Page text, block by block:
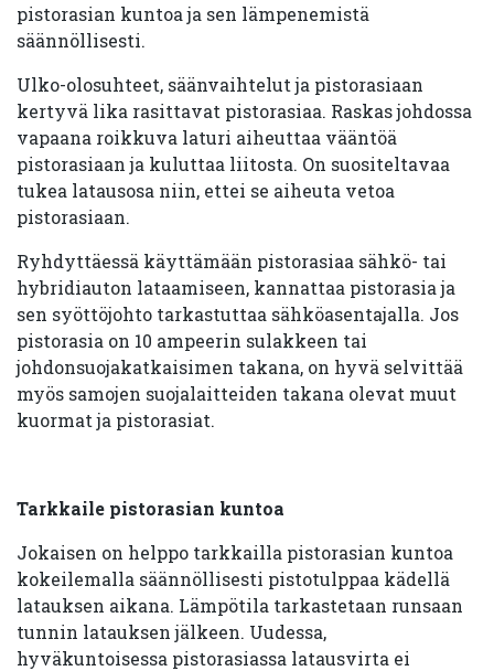
pistorasian kuntoa ja sen lämpenemistä
säännöllisesti.
Ulko-olosuhteet, säänvaihtelut ja pistorasiaan
kertyvä lika rasittavat pistorasiaa. Raskas johdossa
vapaana roikkuva laturi aiheuttaa vääntöä
pistorasiaan ja kuluttaa liitosta. On suositeltavaa
tukea latausosa niin, ettei se aiheuta vetoa
pistorasiaan.
Ryhdyttäessä käyttämään pistorasiaa sähkö- tai
hybridiauton lataamiseen, kannattaa pistorasia ja
sen syöttöjohto tarkastuttaa sähköasentajalla. Jos
pistorasia on 10 ampeerin sulakkeen tai
johdonsuojakatkaisimen takana, on hyvä selvittää
myös samojen suojalaitteiden takana olevat muut
kuormat ja pistorasiat.
Tarkkaile pistorasian kuntoa
Jokaisen on helppo tarkkailla pistorasian kuntoa
kokeilemalla säännöllisesti pistotulppaa kädellä
latauksen aikana. Lämpötila tarkastetaan runsaan
tunnin latauksen jälkeen. Uudessa,
hyväkuntoisessa pistorasiassa latausvirta ei